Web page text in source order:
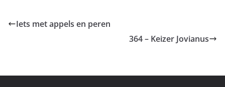
Iets met appels en peren
364 – Keizer Jovianus